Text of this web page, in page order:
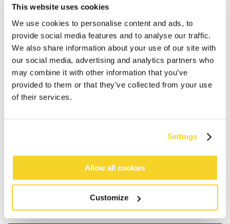
This website uses cookies
We use cookies to personalise content and ads, to
provide social media features and to analyse our traffic.
We also share information about your use of our site with
our social media, advertising and analytics partners who
may combine it with other information that you’ve
provided to them or that they’ve collected from your use
of their services.
Settings
Allow all cookies
Customize
worden geplaatst, worden dezelfde dag verzonden
Gratis verzending voor orders boven € 50,- binnen
NL
Binnen 30 dagen retourneren
BESCHRIJVING
Clipsluiting met brede backwings voor extra
Bredere schouderbandjes voor extra ondersteuning
Verstelbare schouderbandjes om recht of gekruist
naar achteren te dragen